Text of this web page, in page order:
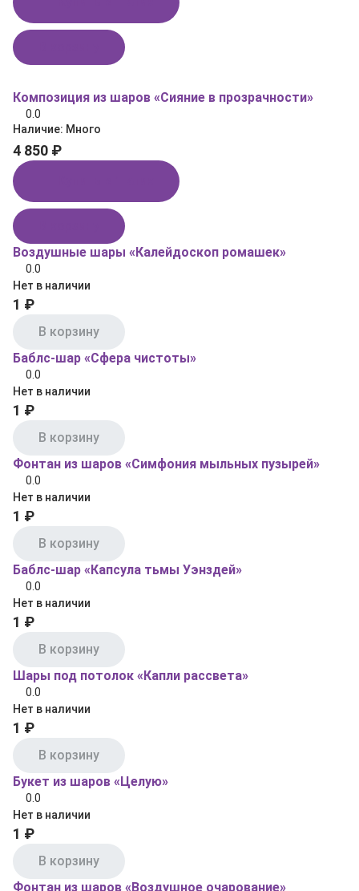
Композиция из шаров «Сияние в прозрачности»
0.0
Наличие: Много
4 850 ₽
Воздушные шары «Калейдоскоп ромашек»
0.0
Нет в наличии
1 ₽
В корзину
Баблс-шар «Сфера чистоты»
0.0
Нет в наличии
1 ₽
В корзину
Фонтан из шаров «Симфония мыльных пузырей»
0.0
Нет в наличии
1 ₽
В корзину
Баблс-шар «Капсула тьмы Уэнздей»
0.0
Нет в наличии
1 ₽
В корзину
Шары под потолок «Капли рассвета»
0.0
Нет в наличии
1 ₽
В корзину
Букет из шаров «Целую»
0.0
Нет в наличии
1 ₽
В корзину
Фонтан из шаров «Воздушное очарование»